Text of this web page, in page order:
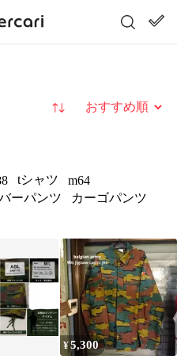
並び替え
tシャツ
m64
ーパンツ
カーゴパンツ
¥5,300